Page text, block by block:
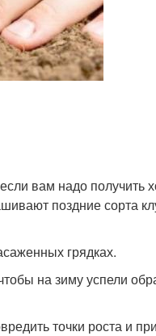
вам надо получить
поздние сорта
грядках.
на зиму успели
точки роста и